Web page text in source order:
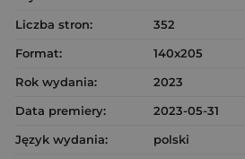
Liczba stron:
352
Format:
140x205
Rok wydania:
2023
Data premiery:
2023-05-31
Język wydania:
polski